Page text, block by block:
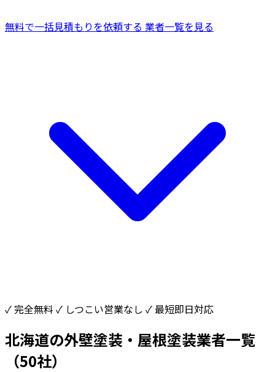
無料で一括見積もりを依頼する 業者一覧を見る
✓ 完全無料 ✓ しつこい営業なし ✓ 最短即日対応
北海道の外壁塗装・屋根塗装業者一覧
（50社）